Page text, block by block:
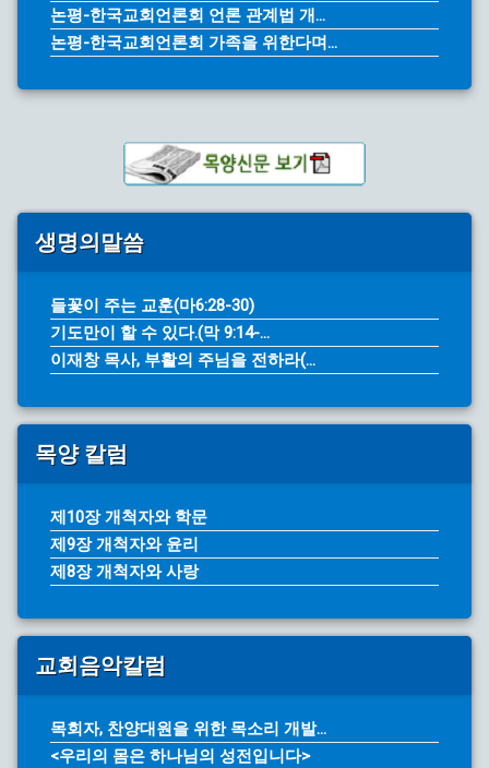
논평-한국교회언론회 언론 관계법 개...
논평-한국교회언론회 가족을 위한다며...
생명의말씀
들꽃이 주는 교훈(마6:28-30)
기도만이 할 수 있다.(막 9:14-...
이재창 목사, 부활의 주님을 전하라(...
목양 칼럼
제10장 개척자와 학문
제9장 개척자와 윤리
제8장 개척자와 사랑
교회음악칼럼
목회자, 찬양대원을 위한 목소리 개발...
<우리의 몸은 하나님의 성전입니다>